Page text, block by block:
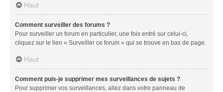
Haut
Comment surveiller des forums ?
Pour surveiller un forum en particulier, une fois entré sur celui-ci,
cliquez sur le lien « Surveiller ce forum » qui se trouve en bas de page.
Haut
Comment puis-je supprimer mes surveillances de sujets ?
Pour supprimer vos surveillances, allez dans votre panneau de